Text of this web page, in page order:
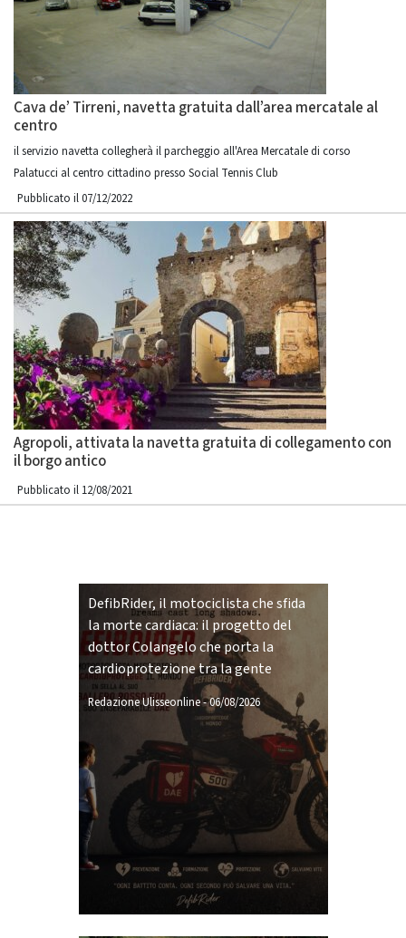
Cava de’ Tirreni, navetta gratuita dall’area mercatale al
centro
il servizio navetta collegherà il parcheggio all'Area Mercatale di corso
Palatucci al centro cittadino presso Social Tennis Club
Pubblicato il 07/12/2022
Agropoli, attivata la navetta gratuita di collegamento con
il borgo antico
Pubblicato il 12/08/2021
DefibRider, il motociclista che sfida
la morte cardiaca: il progetto del
dottor Colangelo che porta la
cardioprotezione tra la gente
Redazione Ulisseonline-06/08/2026